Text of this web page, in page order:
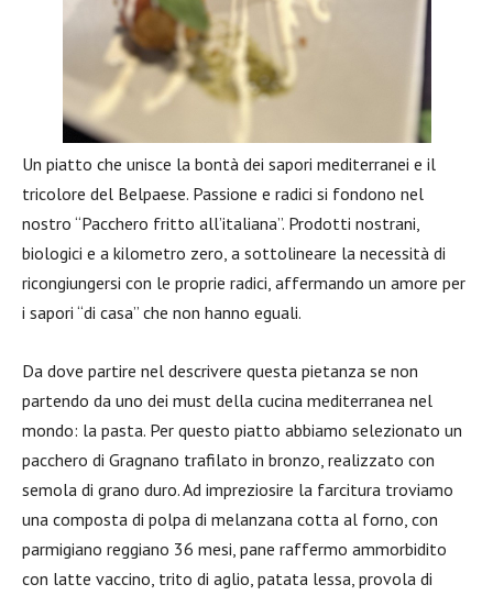
Un piatto che unisce la bontà dei sapori mediterranei e il
tricolore del Belpaese. Passione e radici si fondono nel
nostro “Pacchero fritto all’italiana”. Prodotti nostrani,
biologici e a kilometro zero, a sottolineare la necessità di
ricongiungersi con le proprie radici, affermando un amore per
i sapori “di casa” che non hanno eguali.
Da dove partire nel descrivere questa pietanza se non
partendo da uno dei must della cucina mediterranea nel
mondo: la pasta. Per questo piatto abbiamo selezionato un
pacchero di Gragnano trafilato in bronzo, realizzato con
semola di grano duro. Ad impreziosire la farcitura troviamo
una composta di polpa di melanzana cotta al forno, con
parmigiano reggiano 36 mesi, pane raffermo ammorbidito
con latte vaccino, trito di aglio, patata lessa, provola di